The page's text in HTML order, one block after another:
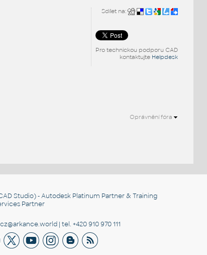
Sdílet na:
Pro technickou podporu CAD
kontaktujte Helpdesk
Oprávnění fóra
Studio) - Autodesk Platinum Partner & Training
Partner
| tel. +420 910 970 111